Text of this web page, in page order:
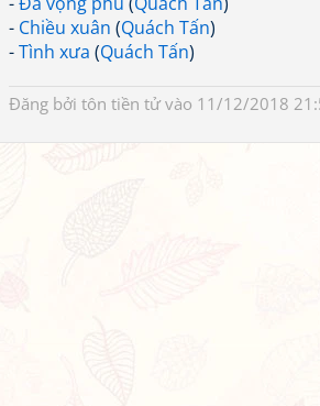
- Chiều xuân (Quách Tấn)
-Tình xưa (Quách Tấn)
Đăng bởi tôn tiền tửvào 11/12/2018